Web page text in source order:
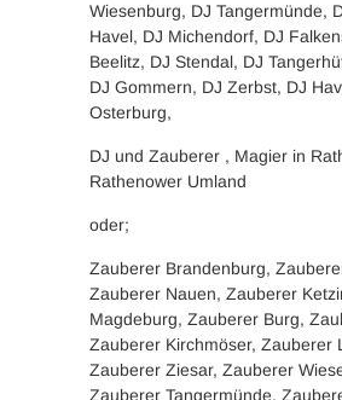
Wiesenburg, DJ Tangermünde,
Havel, DJ Michendorf, DJ
Beelitz, DJ Stendal, DJ
DJ Gommern, DJ Zerbst, DJ
Osterburg,
DJ und Zauberer , Magier in
Rathenower Umland
oder;
Zauberer Brandenburg,
Zauberer Nauen, Zauberer
Magdeburg, Zauberer Burg,
Zauberer Kirchmöser, Zauberer
Zauberer Ziesar, Zauberer
Zauberer Tangermünde,